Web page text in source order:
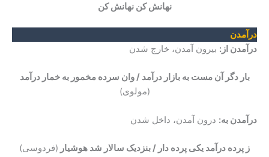
نهانش کن نهانش کن
درآمدن
درآمدن از: بیرون آمدن، خارج شدن
بار دگر آن مست به بازار درآمد / وان سرده مخمور به خمار درآمد
(مولوی)
درآمدن به: درون آمدن، داخل شدن
ز پرده درآمد یکی پرده دار / بنزدیک سالار شد هوشیار (فردوسی)